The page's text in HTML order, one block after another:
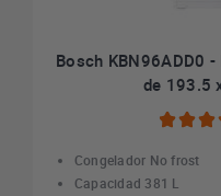
Bosch KBN96ADD0
de 193.5
Congelador No frost
Capacidad 381 L